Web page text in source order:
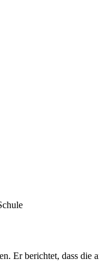
Er berichtet, dass